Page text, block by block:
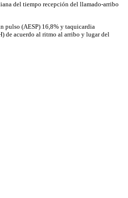
del tiempo recepción del llamado-arribo
pulso (AESP) 16,8% y taquicardia
de acuerdo al ritmo al arribo y lugar del